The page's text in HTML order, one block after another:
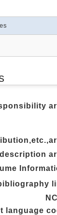
language